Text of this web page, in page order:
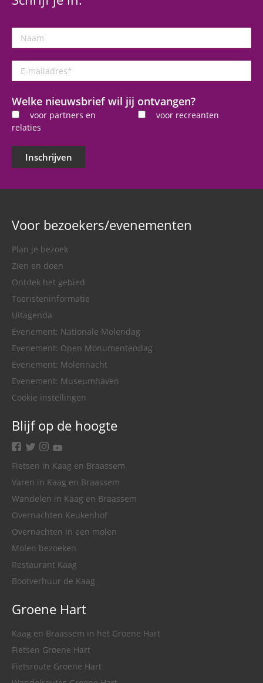
Naam
mailadres
Welke nieuwsbrief wil jij ontvangen?
voor partners en
relaties
voor recreanten
Inschrijven
Voor bezoekers/evenementen
Plan je bezoek
Zien en doen
Ontdek het gebied
Toeristeninformatie
Uitagenda
Evenement: Nationale Molendag
Evenement: Open Monumentendag
Evenement: Molennacht
Evenement: Museumhaven
Cookie instellingen
Blijf op de hoogte
facebook
twitterinstagram
youtube
Fietsen in Kaag en Braassem
Varen in Kaag en Braassem
Wandelen in Kaag en Braassem
Overnachten Keukenhof
Overnachten in een molen
Molen bezoeken
Restaurant Kaag
Bootverhuur de Kaag
Groene Hart
Kaag en Braassem in het Groene Hart
Fietsen Groene Hart
Fietsroute Groene Hart